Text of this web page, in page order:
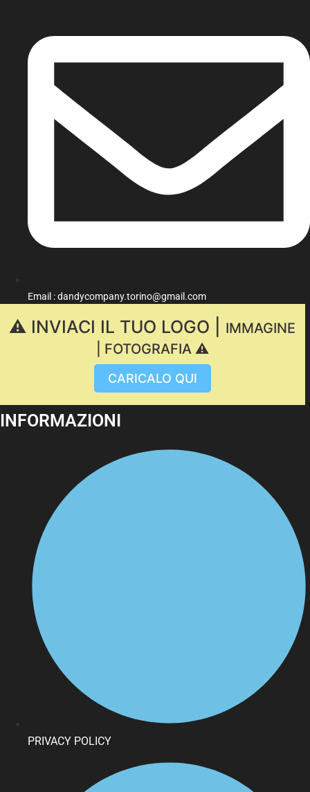
Email : dandycompany.torino@gmail.com
⚠️ INVIACI IL TUO LOGO |
IMMAGINE
| FOTOGRAFIA ⚠️
CARICALO QUI
INFORMAZIONI
PRIVACY POLICY